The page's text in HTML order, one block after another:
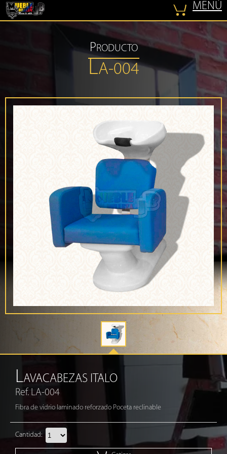
MENÚ
COTIZAR
PRODUCTO
LA-004
LAVACABEZAS ITALO
Ref. LA-004
Fibra de vidrio laminado reforzado Poceta reclinable
Cantidad: